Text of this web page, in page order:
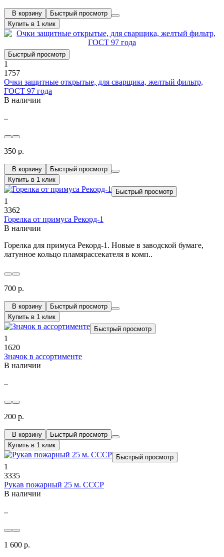
В корзину
Быстрый просмотр
Купить в 1 клик
Быстрый просмотр
1
1757
Очки защитные открытые, для сварщика, желтый фильтр,
ГОСТ 97 года
В наличии
..
350 р.
В корзину
Быстрый просмотр
Купить в 1 клик
Быстрый просмотр
1
3362
Горелка от примуса Рекорд-1
В наличии
Горелка для примуса Рекорд-1. Новые в заводской бумаге,
латунное кольцо пламярассекателя в комп..
700 р.
В корзину
Быстрый просмотр
Купить в 1 клик
Быстрый просмотр
1
1620
Значок в ассортименте
В наличии
..
200 р.
В корзину
Быстрый просмотр
Купить в 1 клик
Быстрый просмотр
1
3335
Рукав пожарный 25 м. СССР
В наличии
..
1 600 р.